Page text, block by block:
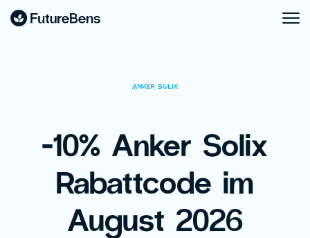
-10% Anker Solix
Rabattcode im
August 2026